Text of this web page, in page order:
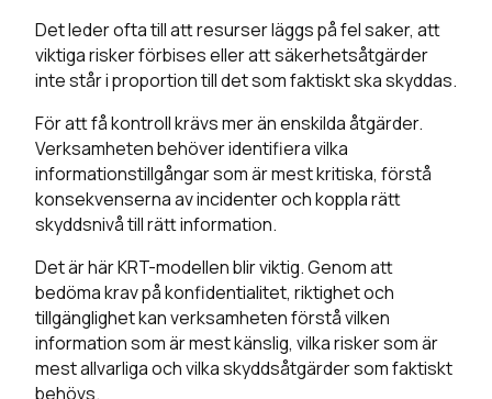
Det leder ofta till att resurser läggs på fel saker, att
viktiga risker förbises eller att säkerhetsåtgärder
inte står i proportion till det som faktiskt ska skyddas.
För att få kontroll krävs mer än enskilda åtgärder.
Verksamheten behöver identifiera vilka
informationstillgångar som är mest kritiska, förstå
konsekvenserna av incidenter och koppla rätt
skyddsnivå till rätt information.
Det är här KRT-modellen blir viktig. Genom att
bedöma krav på konfidentialitet, riktighet och
tillgänglighet kan verksamheten förstå vilken
information som är mest känslig, vilka risker som är
mest allvarliga och vilka skyddsåtgärder som faktiskt
behövs.